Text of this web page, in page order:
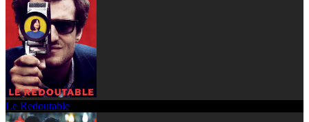
Le Redoutable